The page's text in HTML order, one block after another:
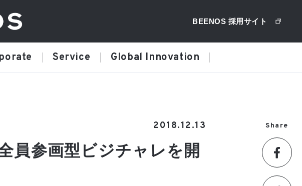
BEENOS 採用サイト
Service Global Innovation
Share
2018.12.13
員参画型ビジチャレを開